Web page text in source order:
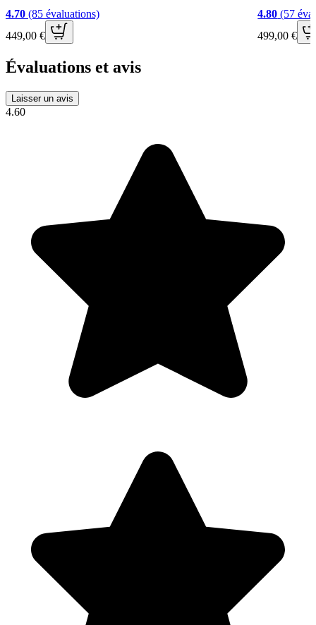
4.70 (85 évaluations)
449,00 €
4.80 (57
499,00 €
Évaluations et avis
Laisser un avis
4.60